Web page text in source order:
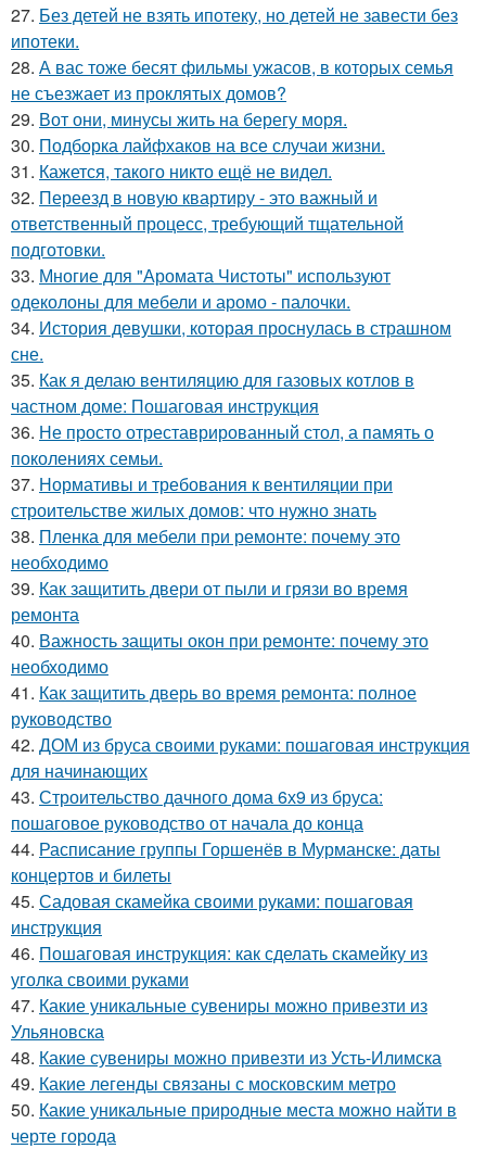
27. Без детей не взять ипотеку, но детей не завести без
ипотеки.
28. А вас тоже бесят фильмы ужасов, в которых семья
не съезжает из проклятых домов?
29. Вот они, минусы жить на берегу моря.
30. Подборка лайфхаков на все случаи жизни.
31. Кажется, такого никто ещё не видел.
32. Переезд в новую квартиру - это важный и
ответственный процесс, требующий тщательной
подготовки.
33. Многие для "Аромата Чистоты" используют
одеколоны для мебели и аромо - палочки.
34. История девушки, которая проснулась в страшном
сне.
35. Как я делаю вентиляцию для газовых котлов в
частном доме: Пошаговая инструкция
36. Не просто отреставрированный стол, а память о
поколениях семьи.
37. Нормативы и требования к вентиляции при
строительстве жилых домов: что нужно знать
38. Пленка для мебели при ремонте: почему это
необходимо
39. Как защитить двери от пыли и грязи во время
ремонта
40. Важность защиты окон при ремонте: почему это
необходимо
41. Как защитить дверь во время ремонта: полное
руководство
42. ДОМ из бруса своими руками: пошаговая инструкция
для начинающих
43. Строительство дачного дома 6х9 из бруса:
пошаговое руководство от начала до конца
44. Расписание группы Горшенёв в Мурманске: даты
концертов и билеты
45. Садовая скамейка своими руками: пошаговая
инструкция
46. Пошаговая инструкция: как сделать скамейку из
уголка своими руками
47. Какие уникальные сувениры можно привезти из
Ульяновска
48. Какие сувениры можно привезти из Усть-Илимска
49. Какие легенды связаны с московским метро
50. Какие уникальные природные места можно найти в
черте города